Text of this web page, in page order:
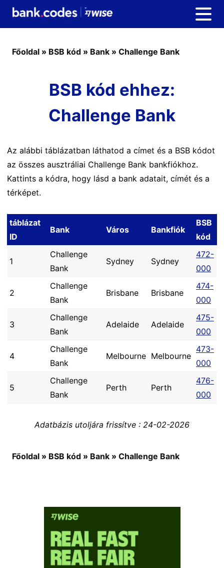
Főoldal » BSB kód » Bank » Challenge Bank
BSB kód ehhez:
Challenge Bank
Az alábbi táblázatban láthatod a címet és a BSB kódot
az összes ausztráliai Challenge Bank bankfiókhoz.
Kattints a kódra, hogy lásd a bank adatait, címét és a
térképet.
táblázat
ID
Bank Város Bankfiók
BSB
kód
1
Challenge
Bank
Sydney Sydney
472-
000
2
Challenge
Bank
Brisbane Brisbane
474-
000
3
Challenge
Bank
Adelaide Adelaide
475-
000
4
Challenge
Bank
Melbourne Melbourne
473-
000
5
Challenge
Bank
Perth Perth
476-
000
Adatbázis utoljára frissítve : 24-02-2026
Főoldal » BSB kód » Bank » Challenge Bank